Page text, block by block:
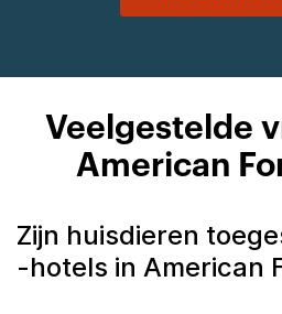
Veelgestelde
American
Zijn huisdieren
-hotels in American